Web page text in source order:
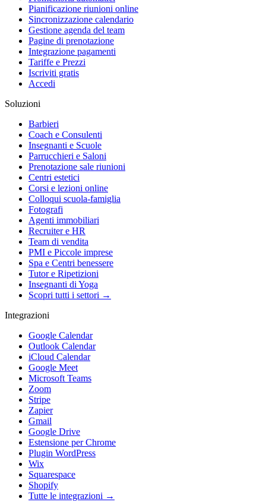
Pianificazione riunioni online
Sincronizzazione calendario
Gestione agenda del team
Pagine di prenotazione
Integrazione pagamenti
Tariffe e Prezzi
Iscriviti gratis
Accedi
Soluzioni
Barbieri
Coach e Consulenti
Insegnanti e Scuole
Parrucchieri e Saloni
Prenotazione sale riunioni
Centri estetici
Corsi e lezioni online
Colloqui scuola-famiglia
Fotografi
Agenti immobiliari
Recruiter e HR
Team di vendita
PMI e Piccole imprese
Spa e Centri benessere
Tutor e Ripetizioni
Insegnanti di Yoga
Scopri tutti i settori →
Integrazioni
Google Calendar
Outlook Calendar
iCloud Calendar
Google Meet
Microsoft Teams
Zoom
Stripe
Zapier
Gmail
Google Drive
Estensione per Chrome
Plugin WordPress
Wix
Squarespace
Shopify
Tutte le integrazioni →